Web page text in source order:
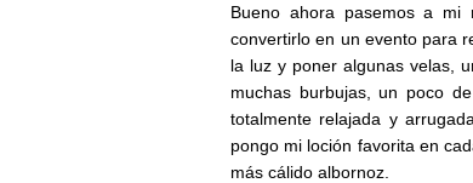
Bueno ahora pasemos a
convertirlo en un evento para
la luz y poner algunas velas,
muchas burbujas, un poco
totalmente relajada y
pongo mi loción favorita en
más cálido albornoz